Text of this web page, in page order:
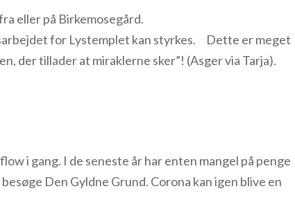
hjemmefra eller på Birkemosegård.
for Lystemplet kan styrkes. Dette er meget
der tillader at miraklerne sker”! (Asger via Tarja).
i gang. I de seneste år har enten mangel på penge
Den Gyldne Grund. Corona kan igen blive en